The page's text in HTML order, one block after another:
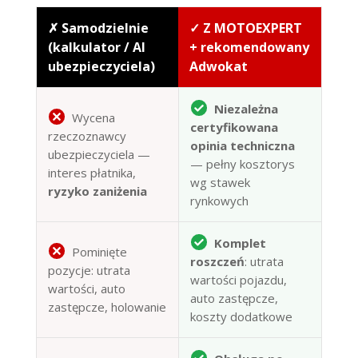
✗ Samodzielnie
(kalkulator / AI
ubezpieczyciela)
✓ Z MOTOEXPERT
+ rekomendowany
Adwokat
Wycena
rzeczoznawcy
ubezpieczyciela —
interes płatnika,
ryzyko zaniżenia
Niezależna
certyfikowana
opinia techniczna
— pełny kosztorys
wg stawek
rynkowych
Pominięte
pozycje: utrata
wartości, auto
zastępcze, holowanie
Komplet
roszczeń: utrata
wartości pojazdu,
auto zastępcze,
koszty dodatkowe